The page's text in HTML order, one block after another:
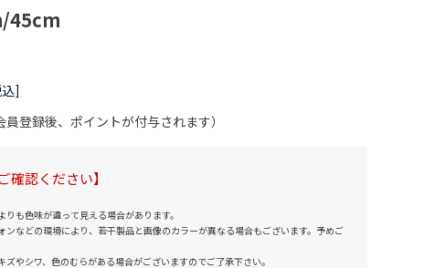
45cm
登録後、ポイントが付与されます）
確認ください】
も色味が違って見える場合があります。
ンなどの環境により、若干製品と画像のカラーが異なる場合もございます。予めご
やシワ、色のむらがある場合がございますのでご了承下さい。